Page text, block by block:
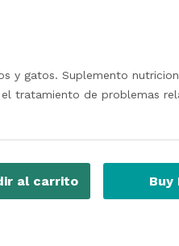
y gatos. Suplemento
tratamiento de problemas
al carrito Buy